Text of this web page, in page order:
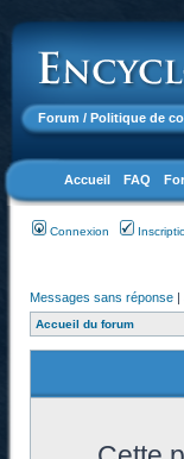
Forum / Politique de
Accueil FAQ
Connexion
Messages sans réponse |
Accueil du forum